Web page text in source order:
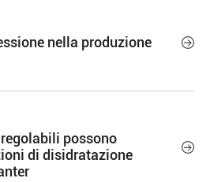
nella produzione

possono
di disidratazione
